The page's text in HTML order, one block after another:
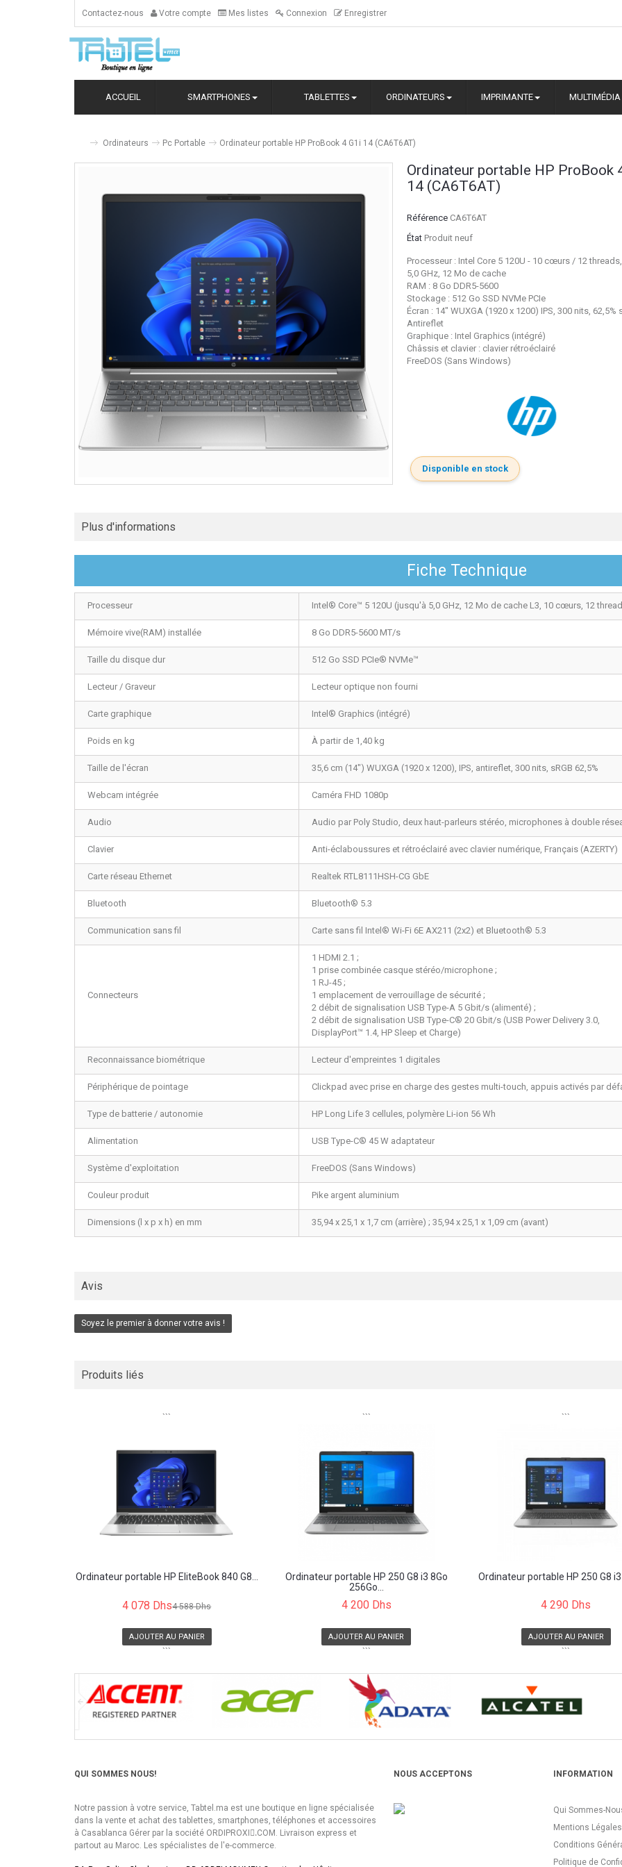
Contactez-nous Votre compte Mes listes Connexion Enregistrer
ACCUEIL SMARTPHONES TABLETTES ORDINATEURS IMPRIMANTE MULTIMÉDIA
Ordinateurs Pc Portable Ordinateur portable HP ProBook 4 G1i 14 (CA6T6AT)
Ordinateur portable HP ProBook
14 (CA6T6AT)
Référence CA6T6AT
État Produit neuf
Processeur : Intel Core 5 120U - 10 cœurs / 12
5,0 GHz, 12 Mo de cache
RAM : 8 Go DDR5-5600
Stockage : 512 Go SSD NVMe PCIe
Écran : 14" WUXGA (1920 x 1200) IPS, 300 nits, 62,5%
Antireflet
Graphique : Intel Graphics (intégré)
Châssis et clavier : clavier rétroéclairé
FreeDOS (Sans Windows)
Disponible en stock
Plus d'informations
Fiche Technique
Processeur Intel® Core™ 5 120U (jusqu'à 5,0 GHz, 12 Mo de cache L3, 10 cœurs, 12
Mémoire vive(RAM) installée 8 Go DDR5-5600 MT/s
Taille du disque dur 512 Go SSD PCIe® NVMe™
Lecteur / Graveur Lecteur optique non fourni
Carte graphique Intel® Graphics (intégré)
Poids en kg À partir de 1,40 kg
Taille de l'écran 35,6 cm (14") WUXGA (1920 x 1200), IPS, antireflet, 300 nits, sRGB 62,5%
Webcam intégrée Caméra FHD 1080p
Audio Audio par Poly Studio, deux haut-parleurs stéréo, microphones à double
Clavier Anti-éclaboussures et rétroéclairé avec clavier numérique, Français (AZERTY)
Carte réseau Ethernet Realtek RTL8111HSH-CG GbE
Bluetooth Bluetooth® 5.3
Communication sans fil Carte sans fil Intel® Wi-Fi 6E AX211 (2x2) et Bluetooth® 5.3
Connecteurs
1 HDMI 2.1 ;
1 prise combinée casque stéréo/microphone ;
1 RJ-45 ;
1 emplacement de verrouillage de sécurité ;
2 débit de signalisation USB Type-A 5 Gbit/s (alimenté) ;
2 débit de signalisation USB Type-C® 20 Gbit/s (USB Power Delivery 3.0,
DisplayPort™ 1.4, HP Sleep et Charge)
Reconnaissance biométrique Lecteur d'empreintes 1 digitales
Périphérique de pointage Clickpad avec prise en charge des gestes multi-touch, appuis activés par
Type de batterie / autonomie HP Long Life 3 cellules, polymère Li-ion 56 Wh
Alimentation USB Type-C® 45 W adaptateur
Système d'exploitation FreeDOS (Sans Windows)
Couleur produit Pike argent aluminium
Dimensions (l x p x h) en mm 35,94 x 25,1 x 1,7 cm (arrière) ; 35,94 x 25,1 x 1,09 cm (avant)
Avis
Soyez le premier à donner votre avis !
Produits liés
```
Ordinateur portable HP EliteBook 840 G8...
4 078 Dhs4 588 Dhs
AJOUTER AU PANIER
```
```
Ordinateur portable HP 250 G8 i3 8Go
256Go...
4 200 Dhs
AJOUTER AU PANIER
```
```
Ordinateur portable HP 250 G8
4 290 Dhs
AJOUTER AU PANIER
```
QUI SOMMES NOUS!
Notre passion à votre service, Tabtel.ma est une boutique en ligne spécialisée
dans la vente et achat des tablettes, smartphones, téléphones et accessoires
à Casablanca Gérer par la société ORDIPROXI.ِCOM. Livraison express et
partout au Maroc. Les spécialistes de l'e-commerce.
NOUS ACCEPTONS INFORMATION
Qui Sommes-
Mentions Légales
Conditions
Politique de